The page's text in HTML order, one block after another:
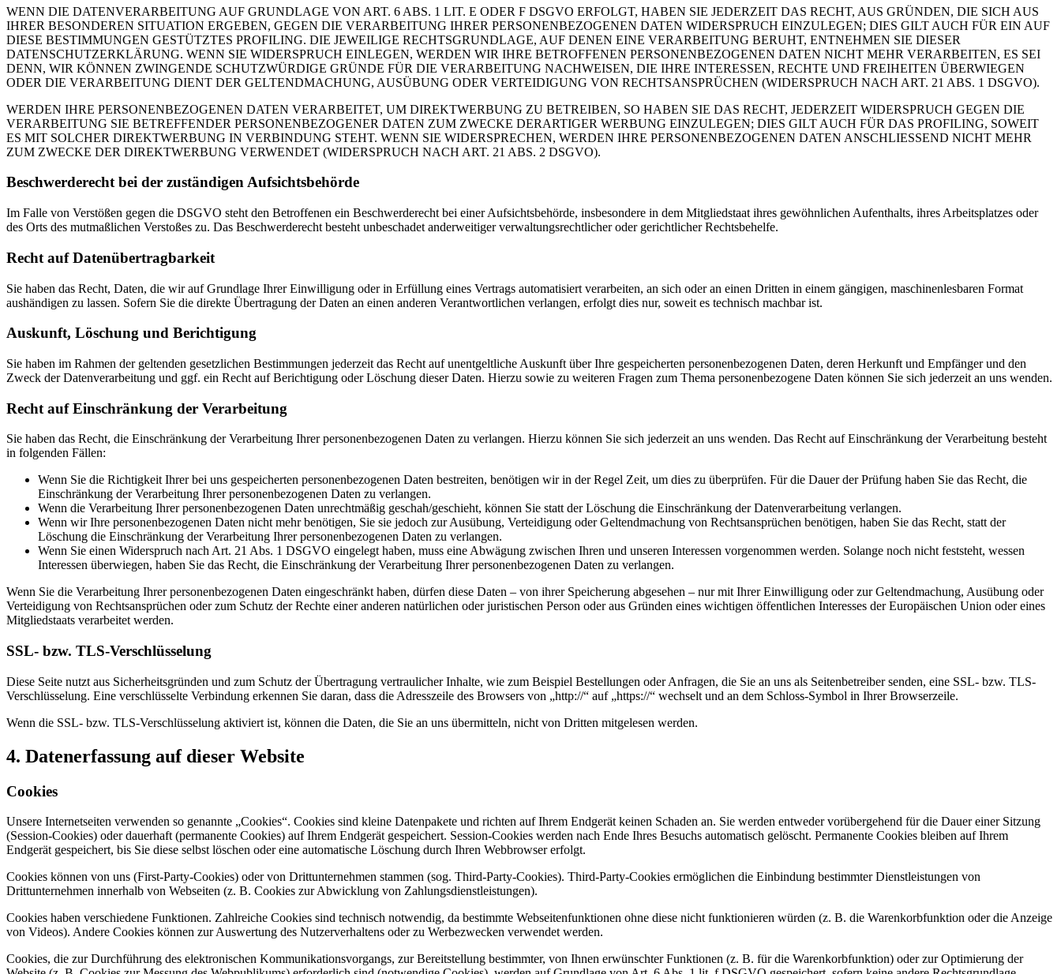
WENN DIE DATENVERARBEITUNG AUF GRUNDLAGE VON ART. 6 ABS. 1 LIT. E ODER F DSGVO ERFOLGT, HABEN SIE JEDERZEIT DAS RECHT, AUS GRÜNDEN, DIE SICH AUS
IHRER BESONDEREN SITUATION ERGEBEN, GEGEN DIE VERARBEITUNG IHRER PERSONENBEZOGENEN DATEN WIDERSPRUCH EINZULEGEN; DIES GILT AUCH FÜR EIN AUF
DIESE BESTIMMUNGEN GESTÜTZTES PROFILING. DIE JEWEILIGE RECHTSGRUNDLAGE, AUF DENEN EINE VERARBEITUNG BERUHT, ENTNEHMEN SIE DIESER
DATENSCHUTZERKLÄRUNG. WENN SIE WIDERSPRUCH EINLEGEN, WERDEN WIR IHRE BETROFFENEN PERSONENBEZOGENEN DATEN NICHT MEHR VERARBEITEN, ES SEI
DENN, WIR KÖNNEN ZWINGENDE SCHUTZWÜRDIGE GRÜNDE FÜR DIE VERARBEITUNG NACHWEISEN, DIE IHRE INTERESSEN, RECHTE UND FREIHEITEN ÜBERWIEGEN
ODER DIE VERARBEITUNG DIENT DER GELTENDMACHUNG, AUSÜBUNG ODER VERTEIDIGUNG VON RECHTSANSPRÜCHEN (WIDERSPRUCH NACH ART. 21 ABS. 1 DSGVO).
WERDEN IHRE PERSONENBEZOGENEN DATEN VERARBEITET, UM DIREKTWERBUNG ZU BETREIBEN, SO HABEN SIE DAS RECHT, JEDERZEIT WIDERSPRUCH GEGEN DIE
VERARBEITUNG SIE BETREFFENDER PERSONENBEZOGENER DATEN ZUM ZWECKE DERARTIGER WERBUNG EINZULEGEN; DIES GILT AUCH FÜR DAS PROFILING, SOWEIT
ES MIT SOLCHER DIREKTWERBUNG IN VERBINDUNG STEHT. WENN SIE WIDERSPRECHEN, WERDEN IHRE PERSONENBEZOGENEN DATEN ANSCHLIESSEND NICHT MEHR
ZUM ZWECKE DER DIREKTWERBUNG VERWENDET (WIDERSPRUCH NACH ART. 21 ABS. 2 DSGVO).
Beschwerde­recht bei der zuständigen Aufsichts­behörde
Im Falle von Verstößen gegen die DSGVO steht den Betroffenen ein Beschwerderecht bei einer Aufsichtsbehörde, insbesondere in dem Mitgliedstaat ihres gewöhnlichen Aufenthalts, ihres Arbeitsplatzes oder
des Orts des mutmaßlichen Verstoßes zu. Das Beschwerderecht besteht unbeschadet anderweitiger verwaltungsrechtlicher oder gerichtlicher Rechtsbehelfe.
Recht auf Daten­übertrag­barkeit
Sie haben das Recht, Daten, die wir auf Grundlage Ihrer Einwilligung oder in Erfüllung eines Vertrags automatisiert verarbeiten, an sich oder an einen Dritten in einem gängigen, maschinenlesbaren Format
aushändigen zu lassen. Sofern Sie die direkte Übertragung der Daten an einen anderen Verantwortlichen verlangen, erfolgt dies nur, soweit es technisch machbar ist.
Auskunft, Löschung und Berichtigung
Sie haben im Rahmen der geltenden gesetzlichen Bestimmungen jederzeit das Recht auf unentgeltliche Auskunft über Ihre gespeicherten personenbezogenen Daten, deren Herkunft und Empfänger und den
Zweck der Datenverarbeitung und ggf. ein Recht auf Berichtigung oder Löschung dieser Daten. Hierzu sowie zu weiteren Fragen zum Thema personenbezogene Daten können Sie sich jederzeit an uns wenden.
Recht auf Einschränkung der Verarbeitung
Sie haben das Recht, die Einschränkung der Verarbeitung Ihrer personenbezogenen Daten zu verlangen. Hierzu können Sie sich jederzeit an uns wenden. Das Recht auf Einschränkung der Verarbeitung besteht
in folgenden Fällen:
Wenn Sie die Richtigkeit Ihrer bei uns gespeicherten personenbezogenen Daten bestreiten, benötigen wir in der Regel Zeit, um dies zu überprüfen. Für die Dauer der Prüfung haben Sie das Recht, die
Einschränkung der Verarbeitung Ihrer personenbezogenen Daten zu verlangen.
Wenn die Verarbeitung Ihrer personenbezogenen Daten unrechtmäßig geschah/geschieht, können Sie statt der Löschung die Einschränkung der Datenverarbeitung verlangen.
Wenn wir Ihre personenbezogenen Daten nicht mehr benötigen, Sie sie jedoch zur Ausübung, Verteidigung oder Geltendmachung von Rechtsansprüchen benötigen, haben Sie das Recht, statt der
Löschung die Einschränkung der Verarbeitung Ihrer personenbezogenen Daten zu verlangen.
Wenn Sie einen Widerspruch nach Art. 21 Abs. 1 DSGVO eingelegt haben, muss eine Abwägung zwischen Ihren und unseren Interessen vorgenommen werden. Solange noch nicht feststeht, wessen
Interessen überwiegen, haben Sie das Recht, die Einschränkung der Verarbeitung Ihrer personenbezogenen Daten zu verlangen.
Wenn Sie die Verarbeitung Ihrer personenbezogenen Daten eingeschränkt haben, dürfen diese Daten – von ihrer Speicherung abgesehen – nur mit Ihrer Einwilligung oder zur Geltendmachung, Ausübung oder
Verteidigung von Rechtsansprüchen oder zum Schutz der Rechte einer anderen natürlichen oder juristischen Person oder aus Gründen eines wichtigen öffentlichen Interesses der Europäischen Union oder eines
Mitgliedstaats verarbeitet werden.
SSL- bzw. TLS-Verschlüsselung
Diese Seite nutzt aus Sicherheitsgründen und zum Schutz der Übertragung vertraulicher Inhalte, wie zum Beispiel Bestellungen oder Anfragen, die Sie an uns als Seitenbetreiber senden, eine SSL- bzw. TLS-
Verschlüsselung. Eine verschlüsselte Verbindung erkennen Sie daran, dass die Adresszeile des Browsers von „http://“ auf „https://“ wechselt und an dem Schloss-Symbol in Ihrer Browserzeile.
Wenn die SSL- bzw. TLS-Verschlüsselung aktiviert ist, können die Daten, die Sie an uns übermitteln, nicht von Dritten mitgelesen werden.
4. Datenerfassung auf dieser Website
Cookies
Unsere Internetseiten verwenden so genannte „Cookies“. Cookies sind kleine Datenpakete und richten auf Ihrem Endgerät keinen Schaden an. Sie werden entweder vorübergehend für die Dauer einer Sitzung
(Session-Cookies) oder dauerhaft (permanente Cookies) auf Ihrem Endgerät gespeichert. Session-Cookies werden nach Ende Ihres Besuchs automatisch gelöscht. Permanente Cookies bleiben auf Ihrem
Endgerät gespeichert, bis Sie diese selbst löschen oder eine automatische Löschung durch Ihren Webbrowser erfolgt.
Cookies können von uns (First-Party-Cookies) oder von Drittunternehmen stammen (sog. Third-Party-Cookies). Third-Party-Cookies ermöglichen die Einbindung bestimmter Dienstleistungen von
Drittunternehmen innerhalb von Webseiten (z. B. Cookies zur Abwicklung von Zahlungsdienstleistungen).
Cookies haben verschiedene Funktionen. Zahlreiche Cookies sind technisch notwendig, da bestimmte Webseitenfunktionen ohne diese nicht funktionieren würden (z. B. die Warenkorbfunktion oder die Anzeige
von Videos). Andere Cookies können zur Auswertung des Nutzerverhaltens oder zu Werbezwecken verwendet werden.
Cookies, die zur Durchführung des elektronischen Kommunikationsvorgangs, zur Bereitstellung bestimmter, von Ihnen erwünschter Funktionen (z. B. für die Warenkorbfunktion) oder zur Optimierung der